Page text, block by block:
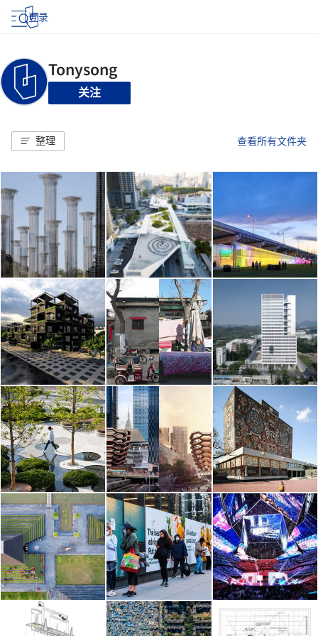
登录
关注
整理 查看所有文件夹